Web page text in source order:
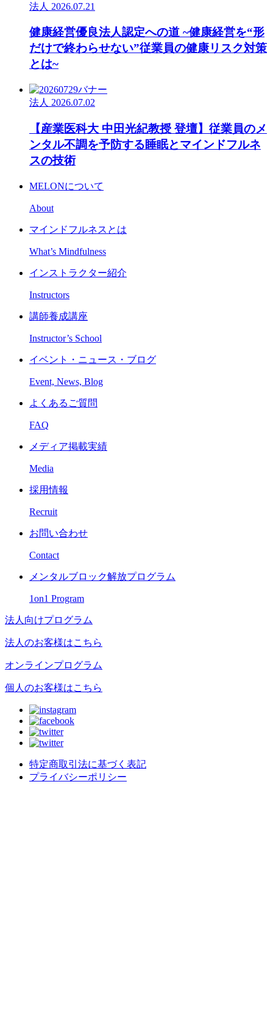
法人 2026.07.21
健康経営優良法人認定への道 ~健康経営を“形
だけで終わらせない”従業員の健康リスク対策
とは~
法人 2026.07.02
【産業医科大 中田光紀教授 登壇】従業員のメ
ンタル不調を予防する睡眠とマインドフルネ
スの技術
MELONについて
About
マインドフルネスとは
What’s Mindfulness
インストラクター紹介
Instructors
講師養成講座
Instructor’s School
イベント・ニュース・ブログ
Event, News, Blog
よくあるご質問
FAQ
メディア掲載実績
Media
採用情報
Recruit
お問い合わせ
Contact
メンタルブロック解放プログラム
1on1 Program
法人向けプログラム
法人のお客様はこちら
オンラインプログラム
個人のお客様はこちら
特定商取引法に基づく表記
プライバシーポリシー